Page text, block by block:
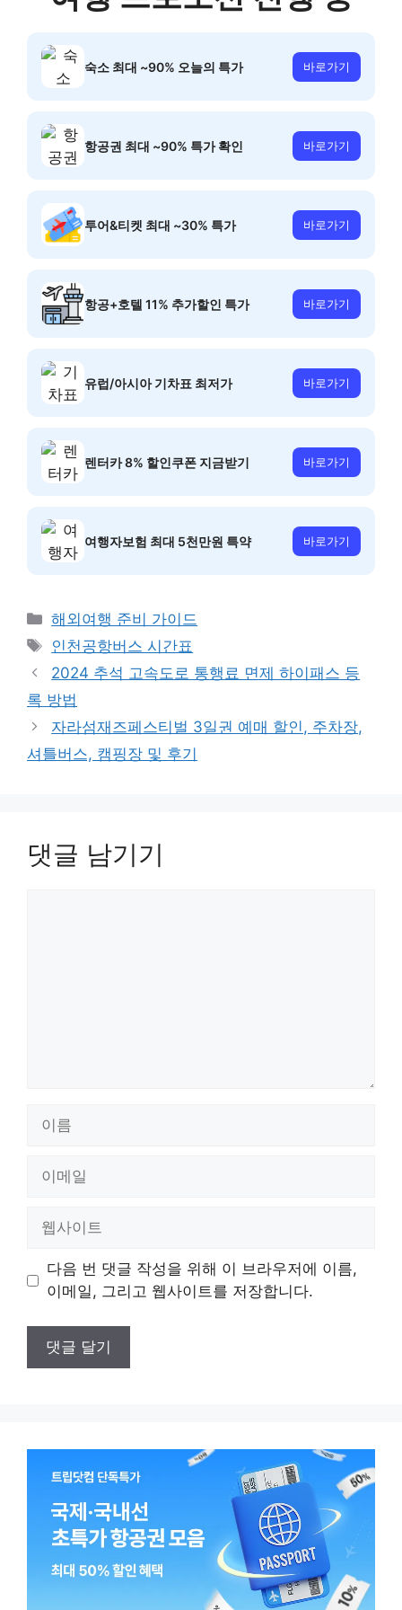
숙소 최대 ~90% 오늘의 특가 바로가기
항공권 최대 ~90% 특가 확인 바로가기
투어&티켓 최대 ~30% 특가 바로가기
항공+호텔 11% 추가할인 특가 바로가기
유럽/아시아 기차표 최저가 바로가기
렌터카 8% 할인쿠폰 지금받기 바로가기
여행자보험 최대 5천만원 특약 바로가기
카
테
리
해외여행 준비 가이드
태
그
인천공항버스 시간표
2024 추석 고속도로 통행료 면제 하이패스 등
록 방법
자라섬재즈페스티벌 3일권 예매 할인, 주차장,
셔틀버스, 캠핑장 및 후기
댓글 남기기
트
다음 번 댓글 작성을 위해 이 브라우저에 이름,
이메일, 그리고 웹사이트를 저장합니다.